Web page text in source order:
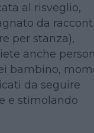
al risveglio,
da
per stanza),
anche
bambino,
da seguire
e stimolando